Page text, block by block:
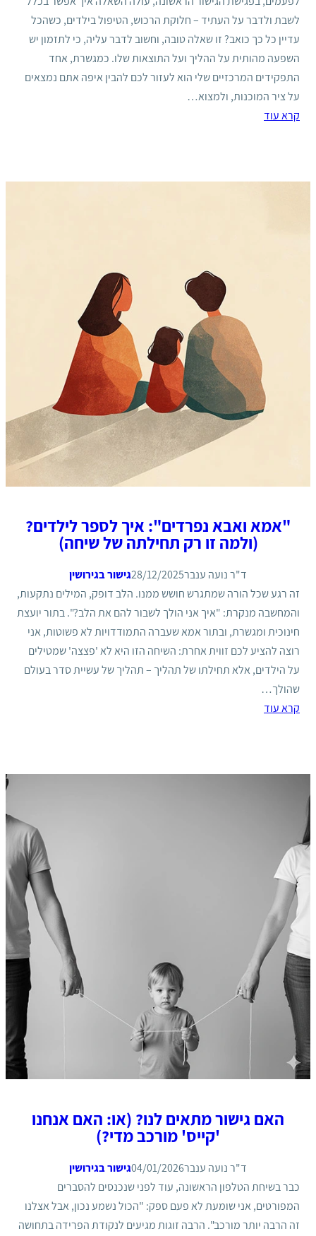
לשבת ולדבר על העתיד – חלוקת הרכוש, הטיפול בילדים, כשהכל
עדיין כל כך כואב? זו שאלה טובה, וחשוב לדבר עליה, כי לתזמון יש
השפעה מהותית על ההליך ועל התוצאות שלו. כמגשרת, אחד
התפקידים המרכזיים שלי הוא לעזור לכם להבין איפה אתם נמצאים
על ציר המוכנות, ולמצוא…
קרא עוד
"אמא ואבא נפרדים": איך לספר לילדים?
(ולמה זו רק תחילתה של שיחה)
ד"ר נועה ענבר28/12/2025גישור בגירושין
זה רגע שכל הורה שמתגרש חושש ממנו. הלב דופק, המילים נתקעות,
והמחשבה מנקרת: "איך אני הולך לשבור להם את הלב?". בתור יועצת
חינוכית ומגשרת, ובתור אמא שעברה התמודדויות לא פשוטות, אני
רוצה להציע לכם זווית אחרת: השיחה הזו היא לא 'פצצה' שמטילים
על הילדים, אלא תחילתו של תהליך – תהליך של עשיית סדר בעולם
שהולך…
קרא עוד
האם גישור מתאים לנו? (או: האם אנחנו
'קייס' מורכב מדי?)
ד"ר נועה ענבר04/01/2026גישור בגירושין
כבר בשיחת הטלפון הראשונה, עוד לפני שנכנסים להסברים
המפורטים, אני שומעת לא פעם ספק: "הכול נשמע נכון, אבל אצלנו
זה הרבה יותר מורכב". הרבה זוגות מגיעים לנקודת הפרידה בתחושה